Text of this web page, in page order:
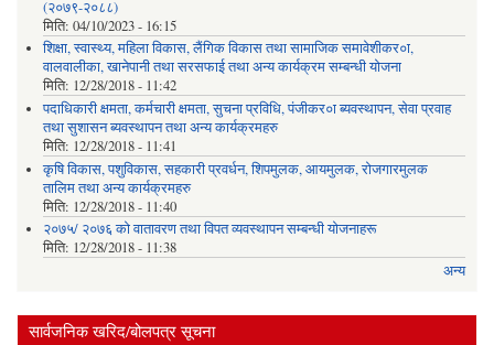
(२०७९-२०८८)
मिति: 04/10/2023 - 16:15
शिक्षा, स्वास्थ्य, महिला विकास, लैंगिक विकास तथा सामाजिक समावेशीकर०ा,
वालवालीका, खानेपानी तथा सरसफाई तथा अन्य कार्यक्रम सम्बन्धी योजना
मिति: 12/28/2018 - 11:42
पदाधिकारी क्षमता, कर्मचारी क्षमता, सुचना प्रविधि, पंजीकर०ा ब्यवस्थापन, सेवा प्रवाह
तथा सुशासन ब्यवस्थापन तथा अन्य कार्यक्रमहरु
मिति: 12/28/2018 - 11:41
कृषि विकास, पशुविकास, सहकारी प्रवर्धन, शिपमुलक, आयमुलक, रोजगारमुलक
तालिम तथा अन्य कार्यक्रमहरु
मिति: 12/28/2018 - 11:40
२०७५/ २०७६ को वातावरण तथा विपत व्यवस्थापन सम्बन्धी योजनाहरू
मिति: 12/28/2018 - 11:38
अन्य
सार्वजनिक खरिद/बोलपत्र सूचना